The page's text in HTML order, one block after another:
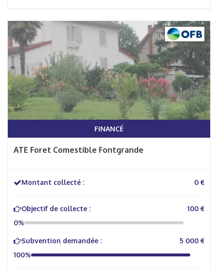
FINANCÉ
ATE Foret Comestible Fontgrande
Montant collecté : 0 €
Objectif de collecte :
100 €
0%
Subvention demandée :
5 000 €
100%